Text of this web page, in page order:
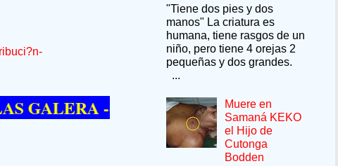
--SÍ QUIERE PASAR UN
"Tiene dos pies y dos
manos" La criatura es
humana, tiene rasgos de un
niño, pero tiene 4 orejas 2
pequeñas y dos grandes.
...
Muere en
Samaná KEKO
el Hijo de
Cutonga
Bodden